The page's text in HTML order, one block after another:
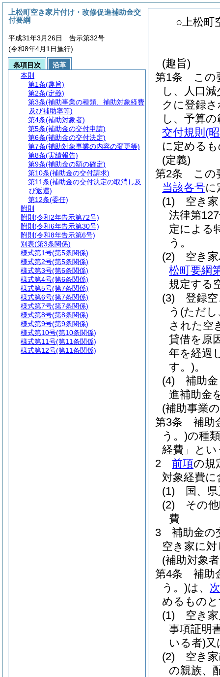
○上松町
(趣旨)
第1条
この
し、人口
クに登録
し、予算
交付規則 (
に定める
(定義)
第2条
この
当該各号に
(1)
空き
法律第
定による
う。
(2)
空き
松町要綱
規定する
(3)
登録
う (ただし
された空
貸借を原
年を経過
す。)。
(4)
補助
進補助金
(補助事業
第3条
補助
う。)の種
経費」とい
2
前項の規
対象経費
(1)
国、
(2)
その
費
3
補助金の
空き家に
(補助対象
第4条
補助
う。)は、
めるもの
(1)
空き
事項証明
いる者)
(2)
空き
の親族、
上松町空き家片付け・改修促進補助金交
付要綱
平成31年3月26日 告示第32号
(令和8年4月1日施行)
条項目次
沿革
本則
第1条(趣旨)
第2条(定義)
第3条(補助事業の種類、補助対象経費
及び補助率等)
第4条(補助対象者)
第5条(補助金の交付申請)
第6条(補助金の交付決定)
第7条(補助対象事業の内容の変更等)
第8条(実績報告)
第9条(補助金の額の確定)
第10条(補助金の交付請求)
第11条(補助金の交付決定の取消し及
び返還)
第12条(委任)
附則
附則 (令和2年告示第72号)
附則 (令和6年告示第30号)
附則 (令和8年告示第6号)
別表(第3条関係)
様式第1号(第5条関係)
様式第2号(第5条関係)
様式第3号(第6条関係)
様式第4号(第6条関係)
様式第5号(第7条関係)
様式第6号(第7条関係)
様式第7号(第7条関係)
様式第8号(第8条関係)
様式第9号(第9条関係)
様式第10号(第10条関係)
様式第11号(第11条関係)
様式第12号(第11条関係)